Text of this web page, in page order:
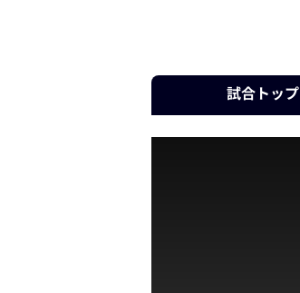
試合トップ